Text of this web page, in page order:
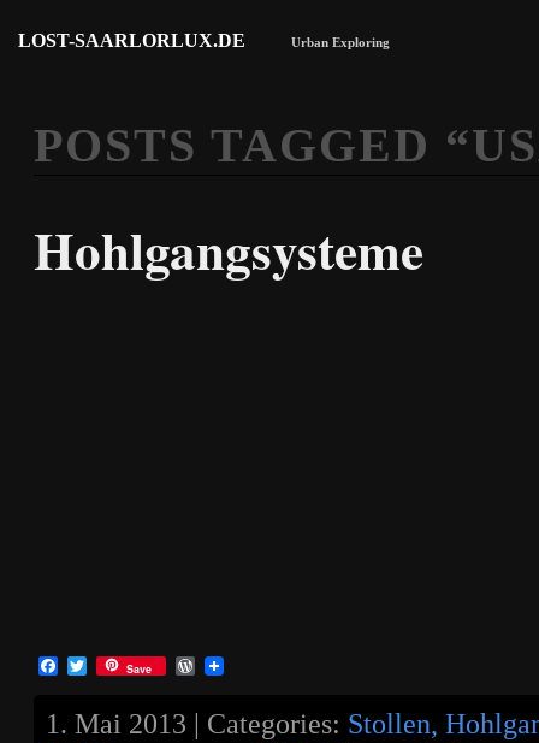
LOST-SAARLORLUX.DE Urban Exploring
POSTS TAGGED “
Hohlgangsysteme
Facebook
TwitterSave WordPress
1. Mai 2013 | Categories: Stollen,